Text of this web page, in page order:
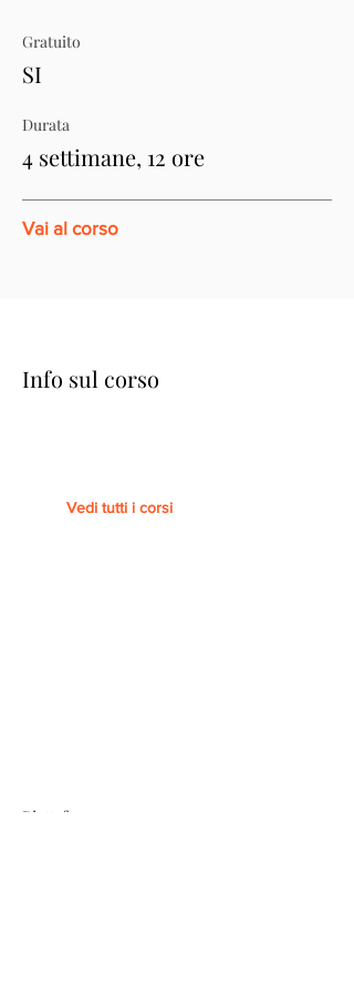
Gratuito
SI
Durata
4 settimane, 12 ore
Vai al corso
Info sul corso
Vedi tutti i corsi
Piattaforma